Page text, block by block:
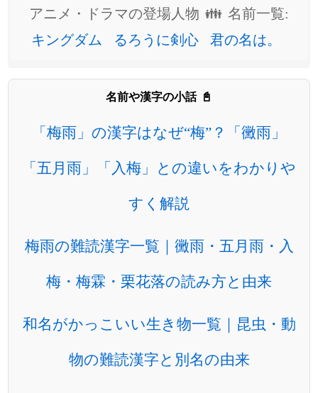
アニメ・ドラマの登場人物 👪 名前一覧:
キングダム
るろうに剣心 君の名は。
名前や漢字の小話 📓
「梅雨」の漢字はなぜ“梅”？「黴雨」
「五月雨」「入梅」との違いをわかりや
すく解説
梅雨の難読漢字一覧｜黴雨・五月雨・入
梅・梅霖・栗花落の読み方と由来
和名がかっこいい生き物一覧｜昆虫・動
物の難読漢字と別名の由来